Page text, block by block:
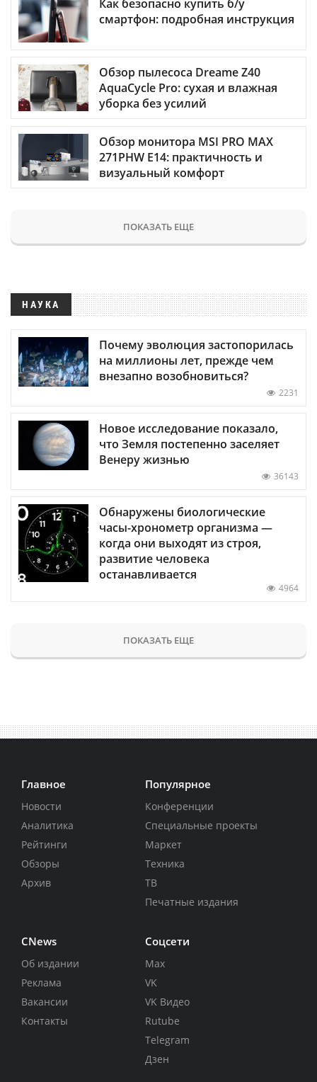
Как безопасно купить б/у
смартфон: подробная инструкция
Обзор пылесоса Dreame Z40
AquaCycle Pro: сухая и влажная
уборка без усилий
Обзор монитора MSI PRO MAX
271PHW E14: практичность и
визуальный комфорт
ПОКАЗАТЬ ЕЩЕ
НАУКА
Почему эволюция застопорилась
на миллионы лет, прежде чем
внезапно возобновиться?
2231
Новое исследование показало,
что Земля постепенно заселяет
Венеру жизнью
36143
Обнаружены биологические
часы-хронометр организма —
когда они выходят из строя,
развитие человека
останавливается
4964
ПОКАЗАТЬ ЕЩЕ
Главное
Новости
Аналитика
Рейтинги
Обзоры
Архив
Популярное
Конференции
Специальные проекты
Маркет
Техника
ТВ
Печатные издания
CNews
Об издании
Реклама
Вакансии
Контакты
Соцсети
Max
VK
VK Видео
Rutube
Telegram
Дзен